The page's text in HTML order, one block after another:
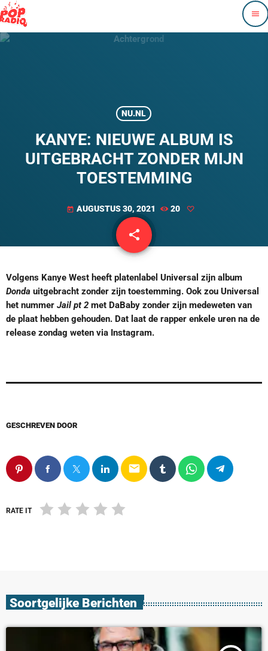
menu
NU.NL
KANYE: NIEUWE ALBUM IS
UITGEBRACHT ZONDER MIJN
TOESTEMMING
today AUGUSTUS 30, 2021 20
share
email
Volgens Kanye West heeft platenlabel Universal zijn album
Donda uitgebracht zonder zijn toestemming. Ook zou Universal
het nummer Jail pt 2 met DaBaby zonder zijn medeweten van
de plaat hebben gehouden. Dat laat de rapper enkele uren na de
release zondag weten via Instagram.
GESCHREVEN DOOR
email
RATE IT
Soortgelijke Berichten